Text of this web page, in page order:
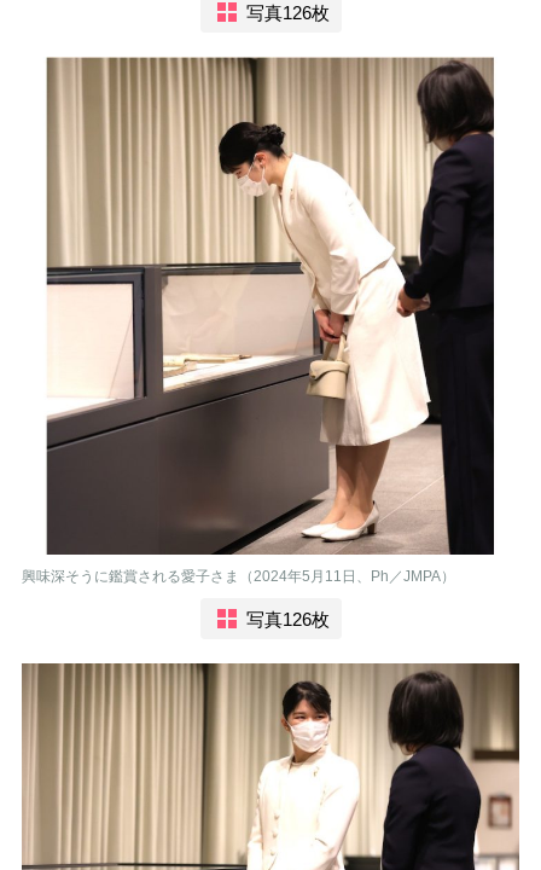
写真126枚
興味深そうに鑑賞される愛子さま（2024年5月11日、Ph／JMPA）
写真126枚